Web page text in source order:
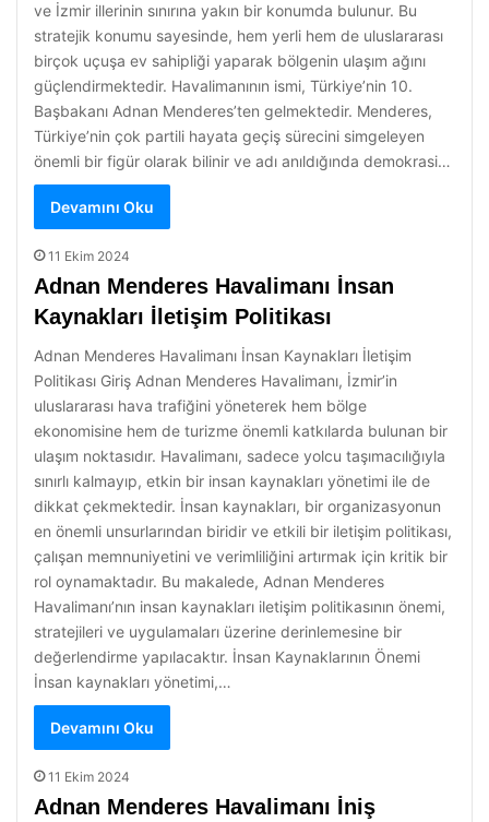
ve İzmir illerinin sınırına yakın bir konumda bulunur. Bu
stratejik konumu sayesinde, hem yerli hem de uluslararası
birçok uçuşa ev sahipliği yaparak bölgenin ulaşım ağını
güçlendirmektedir. Havalimanının ismi, Türkiye’nin 10.
Başbakanı Adnan Menderes’ten gelmektedir. Menderes,
Türkiye’nin çok partili hayata geçiş sürecini simgeleyen
önemli bir figür olarak bilinir ve adı anıldığında demokrasi…
Devamını Oku
11 Ekim 2024
Adnan Menderes Havalimanı İnsan
Kaynakları İletişim Politikası
Adnan Menderes Havalimanı İnsan Kaynakları İletişim
Politikası Giriş Adnan Menderes Havalimanı, İzmir’in
uluslararası hava trafiğini yöneterek hem bölge
ekonomisine hem de turizme önemli katkılarda bulunan bir
ulaşım noktasıdır. Havalimanı, sadece yolcu taşımacılığıyla
sınırlı kalmayıp, etkin bir insan kaynakları yönetimi ile de
dikkat çekmektedir. İnsan kaynakları, bir organizasyonun
en önemli unsurlarından biridir ve etkili bir iletişim politikası,
çalışan memnuniyetini ve verimliliğini artırmak için kritik bir
rol oynamaktadır. Bu makalede, Adnan Menderes
Havalimanı’nın insan kaynakları iletişim politikasının önemi,
stratejileri ve uygulamaları üzerine derinlemesine bir
değerlendirme yapılacaktır. İnsan Kaynaklarının Önemi
İnsan kaynakları yönetimi,…
Devamını Oku
11 Ekim 2024
Adnan Menderes Havalimanı İniş